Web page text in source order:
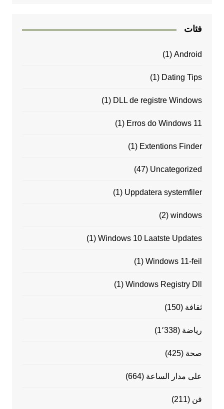
فئات
Android
(1)
Dating Tips
(1)
DLL de registre Windows
(1)
Erros do Windows 11
(1)
Extentions Finder
(1)
Uncategorized
(47)
Uppdatera systemfiler
(1)
windows
(2)
Windows 10 Laatste Updates
(1)
Windows 11-feil
(1)
Windows Registry Dll
(1)
ثقافة (150)
رياضة (1٬338)
صحة (425)
على مدار الساعة (664)
فن (211)